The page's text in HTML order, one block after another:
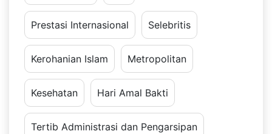
Prestasi Internasional Selebritis
Kerohanian Islam Metropolitan
Kesehatan Hari Amal Bakti
Tertib Administrasi dan Pengarsipan